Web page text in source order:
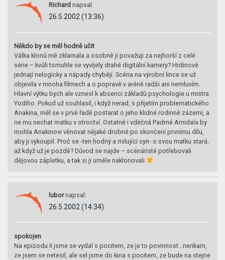
Richard napsal:
26.5.2002 (13:36)
Někdo by se měl hodně učit
Válka klonů mě zklamala a osobně ji považuji za nejhorší z celé
série – kvůli tomuhle se vyvíjely drahé digitální kamery? Hrdinové
jednají nelogicky a nápady chybějí. Scéna na výrobní lince se už
objevila v mnoha filmech a o popravě v aréně radši ani nemluvím.
Hlavní výtku bych ale vznesl k absenci základů psychologie u mistra
Yodiho. Pokud už souhlasil, i když nerad, s přijetím problematického
Anakina, měl se v prvé řadě postarat o jeho klidné rodinné zázemí, a
ne mu nechat matku v otroctví. Ostatně i vděčná Padmé Amidala by
mohla Anakinovi věnovat nějaké drobné po skončení prvnímu dílu,
aby ji vykoupil. Proč se -ten hodný a milující syn- o svou matku stará,
až když už je pozdě? Důvod se najde – scénáristé potřebovali
dějovou zápletku, a tak si ji uměle naklonovali
lubor napsal:
26.5.2002 (14:34)
spokojen
Na epizodu II jsme se vydal s pocitem, ze je to povinnost…nerikam,
ze jsem se netesil, ale sel jsme do kina s pocitem, ze bude na stejne